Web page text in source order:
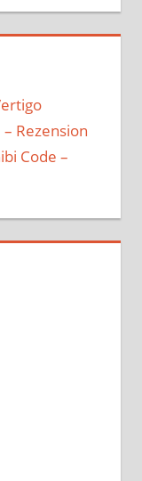
Rezension
Code –